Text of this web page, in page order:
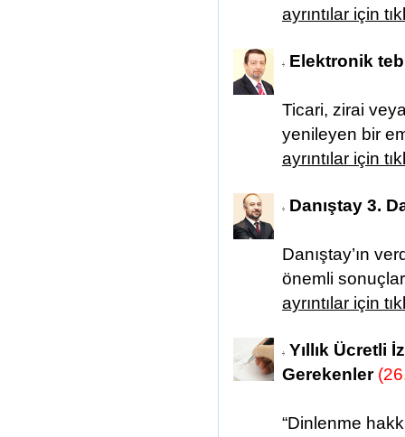
ayrıntılar için
Elektronik
Ticari, zirai
yenileyen bir
ayrıntılar için
Danıştay 3.
Danıştay’ın
önemli
ayrıntılar için
Yıllık Ücretli
Gerekenler
“Dinlenme